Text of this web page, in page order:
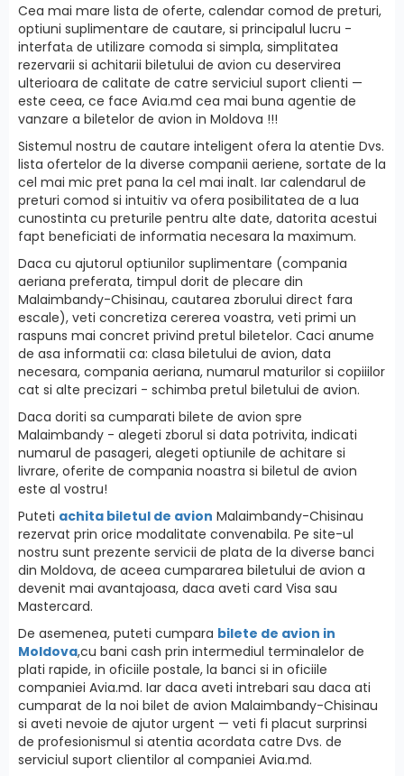
Cea mai mare lista de oferte, calendar comod de preturi,
optiuni suplimentare de cautare, si principalul lucru -
interfatа de utilizare comoda si simpla, simplitatea
rezervarii si achitarii biletului de avion cu deservirea
ulterioara de calitate de catre serviciul suport clienti —
este ceea, ce face Avia.md cea mai buna agentie de
vanzare a biletelor de avion in Moldova !!!
Sistemul nostru de cautare inteligent ofera la atentie Dvs.
lista ofertelor de la diverse companii aeriene, sortate de la
cel mai mic pret pana la cel mai inalt. Iar calendarul de
preturi comod si intuitiv va ofera posibilitatea de a lua
cunostinta cu preturile pentru alte date, datorita acestui
fapt beneficiati de informatia necesara la maximum.
Daca cu ajutorul optiunilor suplimentare (compania
aeriana preferata, timpul dorit de plecare din
Malaimbandy-Chisinau, cautarea zborului direct fara
escale), veti concretiza cererea voastra, veti primi un
raspuns mai concret privind pretul biletelor. Caci anume
de asa informatii ca: clasa biletului de avion, data
necesara, compania aeriana, numarul maturilor si copiiilor
cat si alte precizari - schimba pretul biletului de avion.
Daca doriti sa cumparati bilete de avion spre
Malaimbandy - alegeti zborul si data potrivita, indicati
numarul de pasageri, alegeti optiunile de achitare si
livrare, oferite de compania noastra si biletul de avion
este al vostru!
Puteti achita biletul de avion Malaimbandy-Chisinau
rezervat prin orice modalitate convenabila. Pe site-ul
nostru sunt prezente servicii de plata de la diverse banci
din Moldova, de aceea cumpararea biletului de avion a
devenit mai avantajoasa, daca aveti card Visa sau
Mastercard.
De asemenea, puteti cumpara bilete de avion in
Moldova,cu bani cash prin intermediul terminalelor de
plati rapide, in oficiile postale, la banci si in oficiile
companiei Avia.md. Iar daca aveti intrebari sau daca ati
cumparat de la noi bilet de avion Malaimbandy-Chisinau
si aveti nevoie de ajutor urgent — veti fi placut surprinsi
de profesionismul si atentia acordata catre Dvs. de
serviciul suport clientilor al companiei Avia.md.